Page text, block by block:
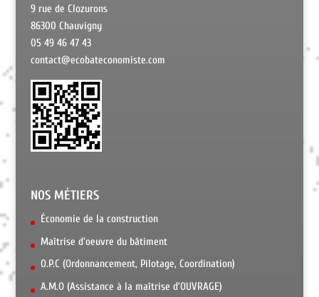
9 rue de Clozurons
86300 Chauvigny
05 49 46 47 43
contact@ecobateconomiste.com
NOS MÉTIERS
Économie de la construction
Maîtrise d'oeuvre du bâtiment
O.P.C (Ordonnancement, Pilotage, Coordination)
A.M.O (Assistance à la maîtrise d’OUVRAGE)